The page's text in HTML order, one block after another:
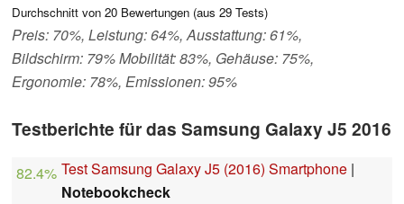
Durchschnitt von 20 Bewertungen (aus 29 Tests)
Preis: 70%, Leistung: 64%, Ausstattung: 61%,
Bildschirm: 79% Mobilität: 83%, Gehäuse: 75%,
Ergonomie: 78%, Emissionen: 95%
Testberichte für das Samsung Galaxy J5 2016
82.4% Test Samsung Galaxy J5 (2016) Smartphone |
Notebookcheck